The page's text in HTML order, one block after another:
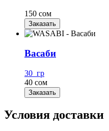
150 сом
Заказать
Васаби
30 гр
40 сом
Заказать
Условия доставки